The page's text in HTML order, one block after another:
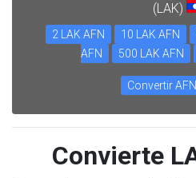
(LAK)
2 LAK AFN 10 LAK AFN
AFN
500 LAK AFN
Convertir
Convierte